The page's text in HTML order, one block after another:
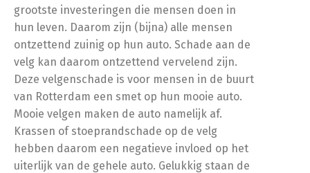
grootste investeringen die mensen doen in
hun leven. Daarom zijn (bijna) alle mensen
ontzettend zuinig op hun auto. Schade aan de
velg kan daarom ontzettend vervelend zijn.
Deze velgenschade is voor mensen in de buurt
van Rotterdam een smet op hun mooie auto.
Mooie velgen maken de auto namelijk af.
Krassen of stoeprandschade op de velg
hebben daarom een negatieve invloed op het
uiterlijk van de gehele auto. Gelukkig staan de